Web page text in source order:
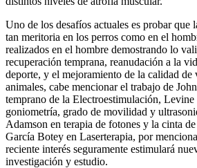
Uno de los desafíos actuales es probar que
tan meritoria en los perros como en el
realizados en el hombre demostrando lo
recuperación temprana, reanudación a la
deporte, y el mejoramiento de la calidad de
animales, cabe mencionar el trabajo de
temprano de la Electroestimulación,
goniometría, grado de movilidad y
Adamson en terapia de fotones y la cinta
García Botey en Laserterapia, por
reciente interés seguramente estimulará
investigación y estudio.